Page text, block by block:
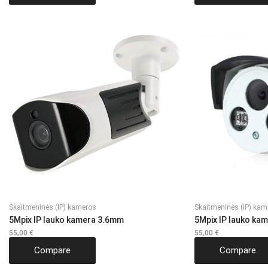
Skaitmeninės (IP) kameros
5Mpix IP lauko kamera 3.6mm
55,00 €
Compare
Skaitmeninės (IP)
5Mpix IP lauko
55,00 €
Compare